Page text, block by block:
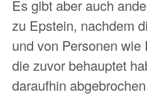
Es gibt aber auch
zu Epstein, nachdem
und von Personen wie
die zuvor behauptet
daraufhin